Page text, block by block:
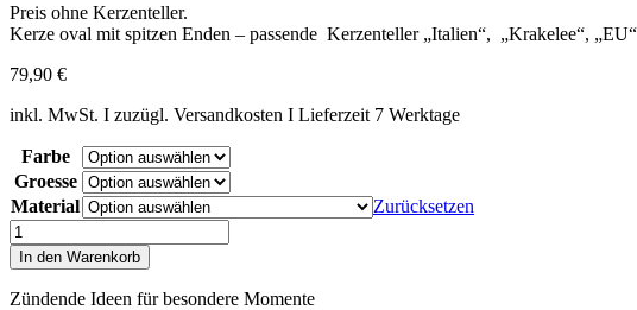
Preis ohne Kerzenteller.
Kerze oval mit spitzen Enden – passende Kerzenteller „Italien“, „Krakelee“,
79,90 €
inkl. MwSt. I zuzügl. Versandkosten I Lieferzeit 7 Werktage
Farbe
Groesse
Material
Zurücksetzen
Hochzeitskerze
Vintage
Blätter
Menge
In den Warenkorb
Zündende Ideen für besondere Momente